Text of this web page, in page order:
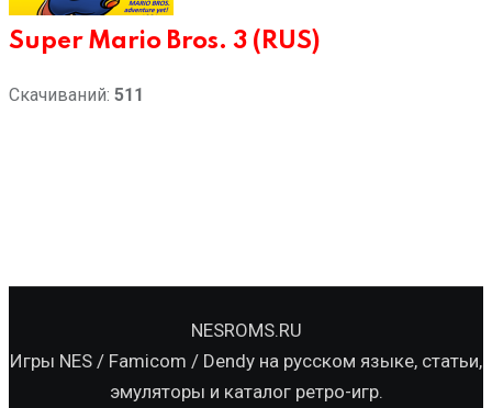
Super Mario Bros. 3 (RUS)
Скачиваний: 511
NESROMS.RU
Игры NES / Famicom / Dendy на русском языке, статьи,
эмуляторы и каталог ретро-игр.